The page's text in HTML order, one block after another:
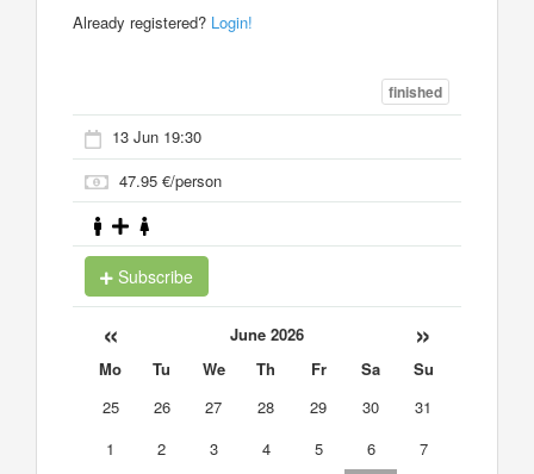
Already registered? Login!
finished
13 Jun 19:30
47.95 €/person
Subscribe
« June 2026 »
Mo Tu We Th Fr Sa
Su
25
26 27 28 29 30
31
1
2 3 4 5 6
7